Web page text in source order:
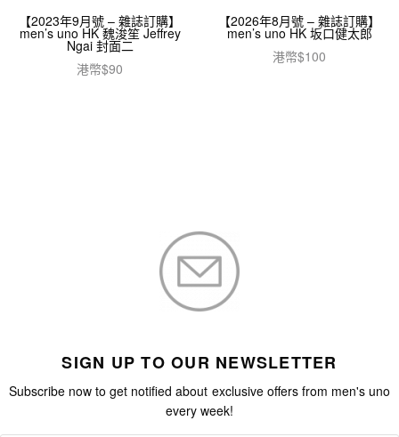
【2023年9月號 – 雜誌訂購】
men’s uno HK 魏浚笙 Jeffrey
Ngai 封面二
港幣$90
【2026年8月號 – 雜誌訂購】
men’s uno HK 坂口健太郎
港幣$100
SIGN UP TO OUR NEWSLETTER
Subscribe now to get notified about exclusive offers from men's uno
every week!